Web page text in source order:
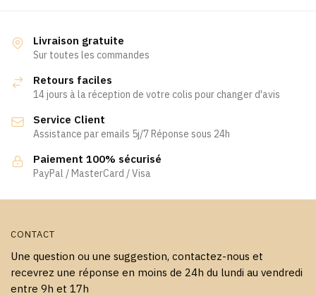
variations.
Les
peuvent
choisies
sur
la
page
être
Livraison gratuite
Sur toutes les commandes
Retours faciles
14 jours à la réception de votre colis pour changer d'avis
Service Client
Assistance par emails 5j/7 Réponse sous 24h
Paiement 100% sécurisé
PayPal / MasterCard / Visa
CONTACT
Une question ou une suggestion, contactez-nous et
recevrez une réponse en moins de 24h du lundi au vendredi
entre 9h et 17h